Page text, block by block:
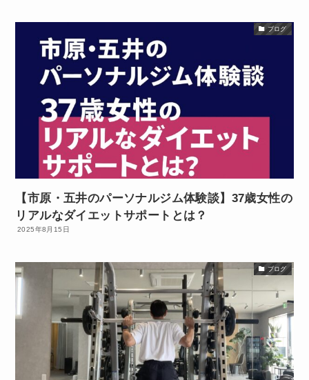
ブログ
【市原・五井のパーソナルジム体験談】37歳女性の
リアルなダイエットサポートとは？
2025年8月15日
ブログ